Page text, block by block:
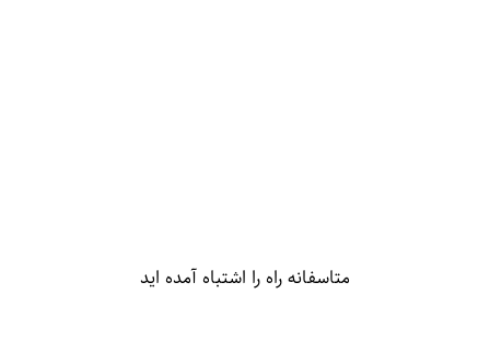
متاسفانه راه را اشتباه آمده اید